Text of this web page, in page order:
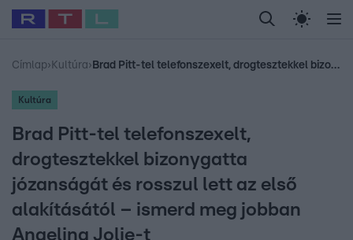
Legfrissebb RTL Híradó Randi Celeb vagyok,
Babits Marcella Most Wanted Gallusz
Címlap› Kultúra› Brad Pitt-tel telefonszexelt, drogtesztekkel bizonygatta józanságát és rosszul lett az első alakításától – ismerd meg jobban Angelina Jolie-t
Kultúra
Brad Pitt-tel telefonszexelt,
drogtesztekkel bizonygatta
józanságát és rosszul lett az első
alakításától – ismerd meg jobban
Angelina Jolie-t